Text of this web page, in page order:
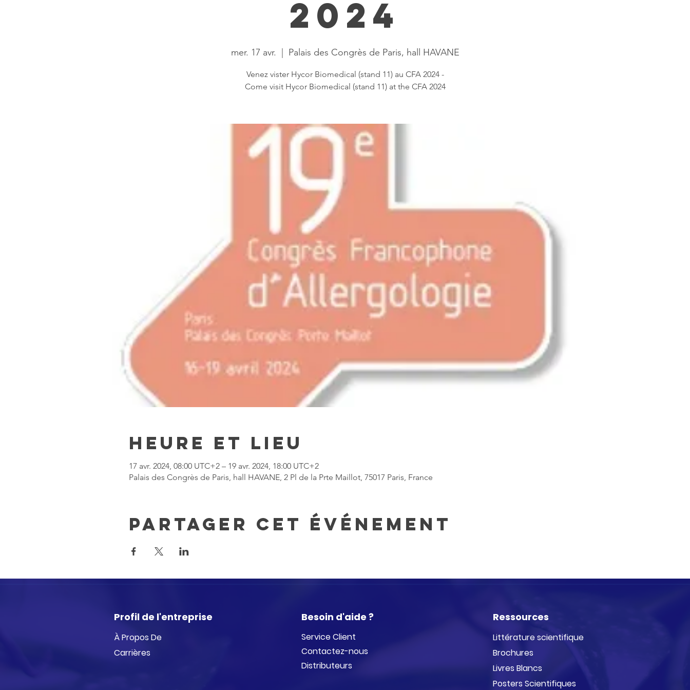
2024
mer. 17 avr. Palais des Congrès de Paris, hall HAVANE
Venez vister Hycor Biomedical (stand 11) au CFA 2024 -
Come visit Hycor Biomedical (stand 11) at the CFA 2024
Heure et lieu
17 avr. 2024, 08:00 UTC+2 – 19 avr. 2024, 18:00 UTC+2
Palais des Congrès de Paris, hall HAVANE, 2 Pl de la Prte Maillot, 75017 Paris, France
Partager cet événement
Profil de l'entreprise
À Propos De
Carrières
Besoin d'aide ?
Service Client
Contactez-nous
Distributeurs
Ressources
Littérature scientifique
Brochures
Livres Blancs
Posters Scientifiques